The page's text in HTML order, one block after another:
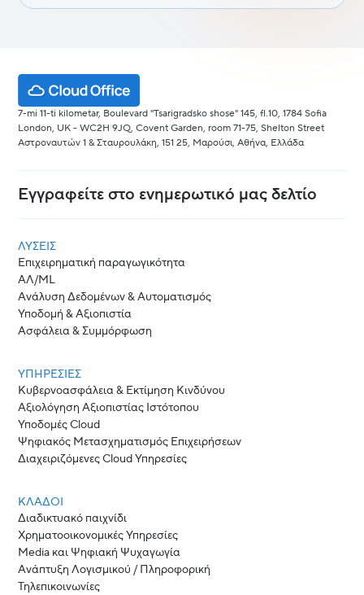
7-mi 11-ti kilometar, Boulevard "Tsarigradsko shose" 145, fl.10, 1784 Sofia
London, UK - WC2H 9JQ, Covent Garden, room 71-75, Shelton Street
Αστροναυτών 1 & Σταυρουλάκη, 151 25, Μαρούσι, Αθήνα, Ελλάδα
Εγγραφείτε στο ενημερωτικό μας δελτίο
ΛΎΣΕΙΣ
Επιχειρηματική παραγωγικότητα
ΑΛ/ML
Ανάλυση Δεδομένων & Αυτοματισμός
Υποδομή & Αξιοπιστία
Ασφάλεια & Συμμόρφωση
ΥΠΗΡΕΣΙΕΣ
Κυβερνοασφάλεια & Εκτίμηση Κινδύνου
Αξιολόγηση Αξιοπιστίας Ιστότοπου
Υποδομές Cloud
Ψηφιακός Μετασχηματισμός Επιχειρήσεων
Διαχειριζόμενες Cloud Υπηρεσίες
ΚΛΆΔΟΙ
Διαδικτυακό παιχνίδι
Χρηματοοικονομικές Υπηρεσίες
Media και Ψηφιακή Ψυχαγωγία
Ανάπτυξη Λογισμικού / Πληροφορική
Τηλεπικοινωνίες